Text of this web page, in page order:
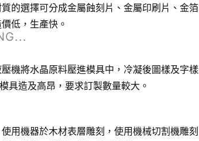
選擇可分成金屬蝕刻片、金屬印刷片、金
低，生產快。
機將水晶原料壓進模具中，冷凝後圖樣及字
具造及高昂，要求訂製數量較大。
用機器於木材表層雕刻，使用機械切割機雕